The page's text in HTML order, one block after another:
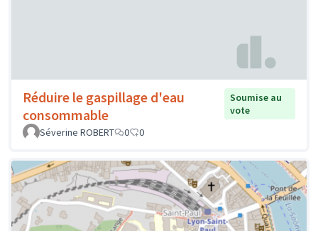
Réduire le gaspillage d'eau
consommable
Soumise au
vote
Séverine ROBERT
0 0